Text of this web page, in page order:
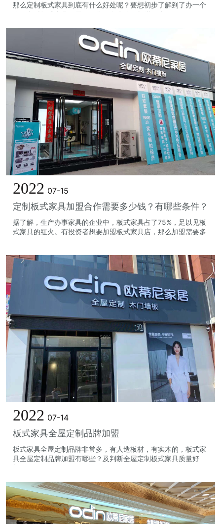
那么定制板式家具到底有什么好处呢？要想初步了解到了办一个
全屋定时板式家具厂需要哪些，多少钱？想进一步了解，...
2022 07-15
定制板式家具加盟合作需要多少钱？有哪些条件？
据了解，生产办事家具的企业中，板式家具占了75%，足以见板
式家具的红火。有投资者想要加盟板式家具店，那么加盟需要多
少钱呢，加盟又需要哪些条件呢，小编来为您整理分析吧！...
2022 07-14
板式家具全屋定制品牌加盟
板式家具全屋定制品牌非常多，有人造板材，有实木的，板式家
具全屋定制品牌加盟有哪些？及判断全屋定制板式家具质量好
坏。...